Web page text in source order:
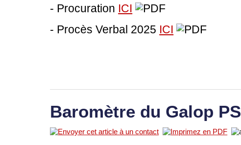
- Procuration ICI
- Procès Verbal 2025 ICI
Baromètre du Galop